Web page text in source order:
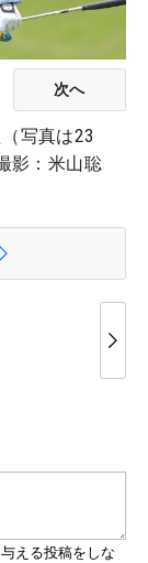
次へ
写真は23
影：米山聡